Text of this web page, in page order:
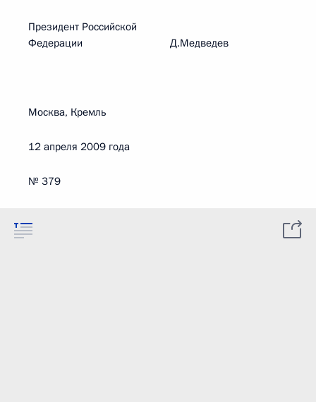
Президент Российской
Федерации Д.Медведев
Москва, Кремль
12 апреля 2009 года
№ 379